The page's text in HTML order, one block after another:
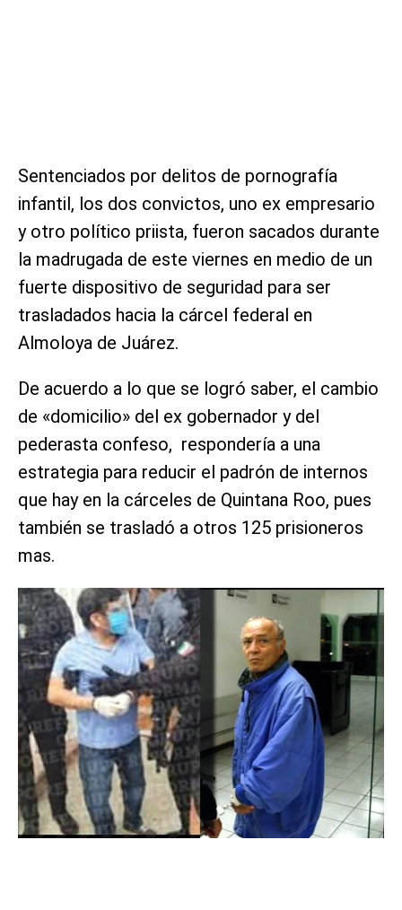
Sentenciados por delitos de pornografía
infantil, los dos convictos, uno ex empresario
y otro político priista, fueron sacados durante
la madrugada de este viernes en medio de un
fuerte dispositivo de seguridad para ser
trasladados hacia la cárcel federal en
Almoloya de Juárez.
De acuerdo a lo que se logró saber, el cambio
de «domicilio» del ex gobernador y del
pederasta confeso, respondería a una
estrategia para reducir el padrón de internos
que hay en la cárceles de Quintana Roo, pues
también se trasladó a otros 125 prisioneros
mas.